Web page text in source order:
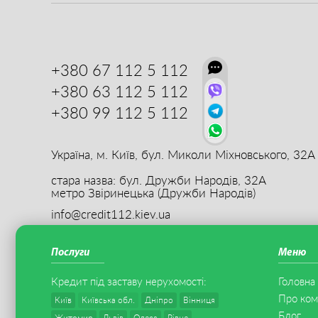
+380 67 112 5 112
+380 63 112 5 112
+380 99 112 5 112
Україна, м. Київ, бул. Миколи Міхновського, 32А
стара назва: бул. Дружби Народів, 32А
метро Звіринецька (Дружби Народів)
info@credit112.kiev.ua
Послуги
Кредит під заставу нерухомості:
Київ Київська обл. Дніпро Вінниця
Меню
Головна
Про